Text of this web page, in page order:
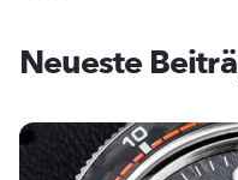
Neueste